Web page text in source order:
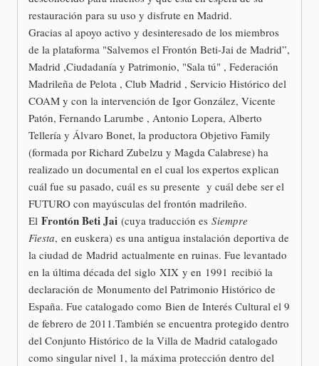
restauración para su uso y disfrute en Madrid.
Gracias al apoyo activo y desinteresado de los miembros
de la plataforma "Salvemos el Frontón Beti-Jai de Madrid”,
Madrid ,Ciudadanía y Patrimonio, "Sala tú" , Federación
Madrileña de Pelota , Club Madrid , Servicio Histórico del
COAM y con la intervención de Igor González, Vicente
Patón, Fernando Larumbe , Antonio Lopera, Alberto
Tellería y Álvaro Bonet, la productora Objetivo Family
(formada por Richard Zubelzu y Magda Calabrese) ha
realizado un documental en el cual los expertos explican
cuál fue su pasado, cuál es su presente y cuál debe ser el
FUTURO con mayúsculas del frontón madrileño.
El Frontón Beti Jai (cuya traducción es Siempre
Fiesta, en euskera) es una antigua instalación deportiva de
la ciudad de Madrid actualmente en ruinas. Fue levantado
en la última década del siglo XIX y en 1991 recibió la
declaración de Monumento del Patrimonio Histórico de
España. Fue catalogado como Bien de Interés Cultural el 9
de febrero de 2011.También se encuentra protegido dentro
del Conjunto Histórico de la Villa de Madrid catalogado
como singular nivel 1, la máxima protección dentro del